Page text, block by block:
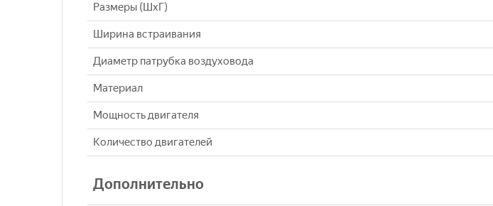
Размеры (ШхГ)
Ширина встраивания
Диаметр патрубка воздуховода
Материал
Мощность двигателя
Количество двигателей
Дополнительно